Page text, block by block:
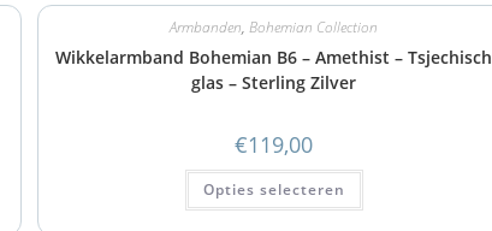
Armbanden,Bohemian Collection
Wikkelarmband Bohemian B6 – Amethist – Tsjechisch
glas – Sterling Zilver
€119,00
Opties selecteren